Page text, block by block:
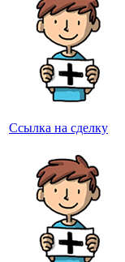
Ссылка на сделку